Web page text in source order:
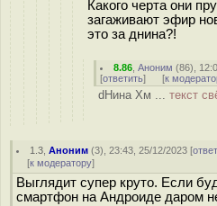
Какого черта они
загаживают эфир
это за днина?!
8.86 ,Аноним (86),
[ответить] [к
dНина Хм ... текст
1.3 ,Аноним (3), 23:43, 25/12/2023 [
[к модератору]
Выглядит супер круто. Если
смартфон на Андроиде даром